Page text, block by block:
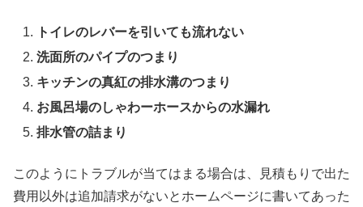
トイレのレバーを引いても流れない
洗面所のパイプのつまり
キッチンの真紅の排水溝のつまり
お風呂場のしゃわーホースからの水漏れ
排水管の詰まり
このようにトラブルが当てはまる場合は、見積もりで出た
費用以外は追加請求がないとホームページに書いてあった